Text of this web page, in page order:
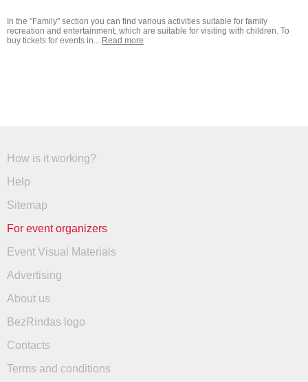
In the "Family" section you can find various activities suitable for family
recreation and entertainment, which are suitable for visiting with children. To
buy tickets for events in... Read more
How is it working?
Help
Sitemap
For event organizers
Event Visual Materials
Advertising
About us
BezRindas logo
Contacts
Terms and conditions